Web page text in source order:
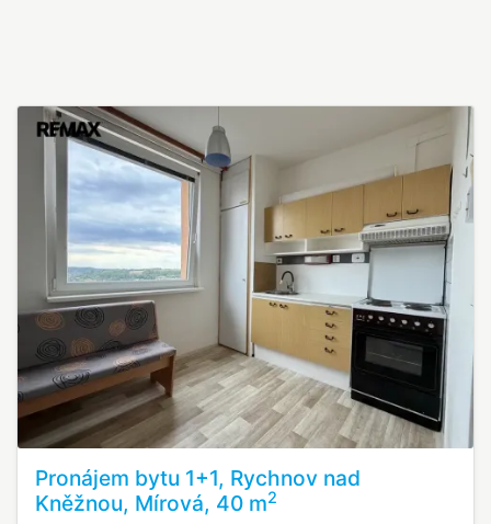
Pronájem bytu 1+1, Rychnov nad
Kněžnou, Mírová, 40 m2